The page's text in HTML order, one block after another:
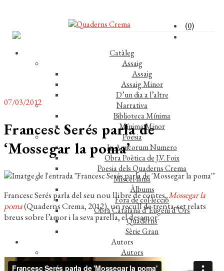
(0)
Catàleg
Assaig
Assaig
Assaig Minor
D’un dia a l’altre
Narrativa
Biblioteca Mínima
Mínima Minor
Poesia
In Amicorum Numero
Obra Poètica de J.V. Foix
Poesia dels Quaderns Crema
Miscel·lània
Àlbums
Fora de col·lecció
Obra Catalana d’Eugeni d’Ors
Quaderns
Sèrie Gran
Autors
Autors
Traductors
07/03/2012
Francesc Serés parla de
‘Mossegar la poma’
Francesc Serés parla del seu nou llibre de contes,Mossegar la
poma(Quaderns Crema, 2012), un recull de trenta-set relats
breus sobre l’amor i la seva parella, el desamor.